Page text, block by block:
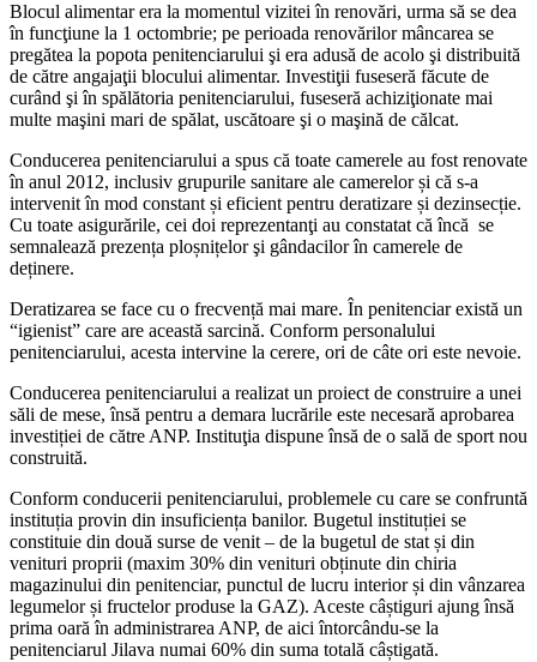
Blocul alimentar era la momentul vizitei în renovări, urma să se dea
în funcţiune la 1 octombrie; pe perioada renovărilor mâncarea se
pregătea la popota penitenciarului şi era adusă de acolo şi distribuită
de către angajaţii blocului alimentar. Investiţii fuseseră făcute de
curând şi în spălătoria penitenciarului, fuseseră achiziţionate mai
multe maşini mari de spălat, uscătoare şi o maşină de călcat.
Conducerea penitenciarului a spus că toate camerele au fost renovate
în anul 2012, inclusiv grupurile sanitare ale camerelor și că s-a
intervenit în mod constant și eficient pentru deratizare și dezinsecție.
Cu toate asigurările, cei doi reprezentanţi au constatat că încă se
semnalează prezența ploșnițelor şi gândacilor în camerele de
deținere.
Deratizarea se face cu o frecvență mai mare. În penitenciar există un
“igienist” care are această sarcină. Conform personalului
penitenciarului, acesta intervine la cerere, ori de câte ori este nevoie.
Conducerea penitenciarului a realizat un proiect de construire a unei
săli de mese, însă pentru a demara lucrările este necesară aprobarea
investiției de către ANP. Instituţia dispune însă de o sală de sport nou
construită.
Conform conducerii penitenciarului, problemele cu care se confruntă
instituția provin din insuficiența banilor. Bugetul instituției se
constituie din două surse de venit – de la bugetul de stat și din
venituri proprii (maxim 30% din venituri obținute din chiria
magazinului din penitenciar, punctul de lucru interior și din vânzarea
legumelor și fructelor produse la GAZ). Aceste câștiguri ajung însă
prima oară în administrarea ANP, de aici întorcându-se la
penitenciarul Jilava numai 60% din suma totală câștigată.